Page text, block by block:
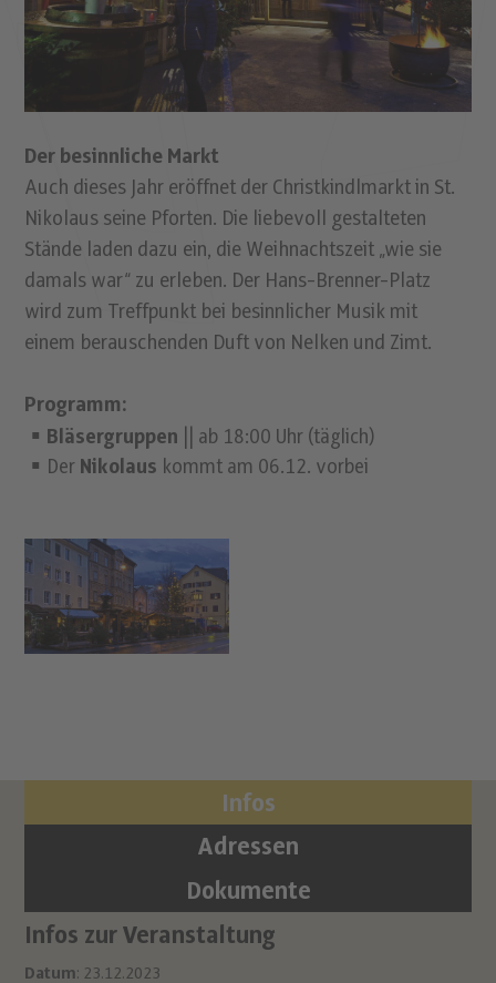
Der besinnliche Markt
Auch dieses Jahr eröffnet der Christkindlmarkt in St.
Nikolaus seine Pforten. Die liebevoll gestalteten
Stände laden dazu ein, die Weihnachtszeit „wie sie
damals war“ zu erleben. Der Hans-Brenner-Platz
wird zum Treffpunkt bei besinnlicher Musik mit
einem berauschenden Duft von Nelken und Zimt.
Programm:
Bläsergruppen || ab 18:00 Uhr (täglich)
Der Nikolaus kommt am 06.12. vorbei
Infos zur Veranstaltung
Datum: 23.12.2023
Infos
Adressen
Dokumente